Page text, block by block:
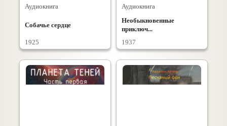
Аудиокнига
Собачье сердце
1925
Аудиокнига
Необыкновенные
приключ...
1937